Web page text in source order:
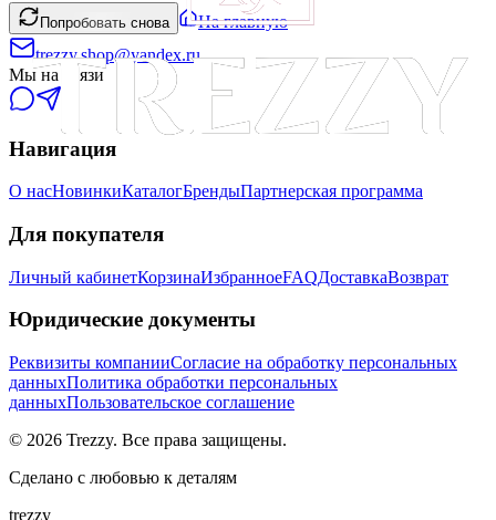
Попробовать снова
На главную
trezzy.shop@yandex.ru
Мы на связи
Навигация
О насНовинкиКаталогБрендыПартнерская программа
Для покупателя
Личный кабинетКорзинаИзбранноеFAQДоставкаВозврат
Юридические документы
Реквизиты компанииСогласие на обработку персональных
данныхПолитика обработки персональных
данныхПользовательское соглашение
© 2026 Trezzy. Все права защищены.
Сделано с любовью к деталям
trezzy